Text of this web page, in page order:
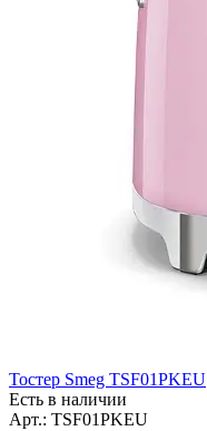
Тостер Smeg TSF01PKEU
Есть в наличии
Арт.: TSF01PKEU